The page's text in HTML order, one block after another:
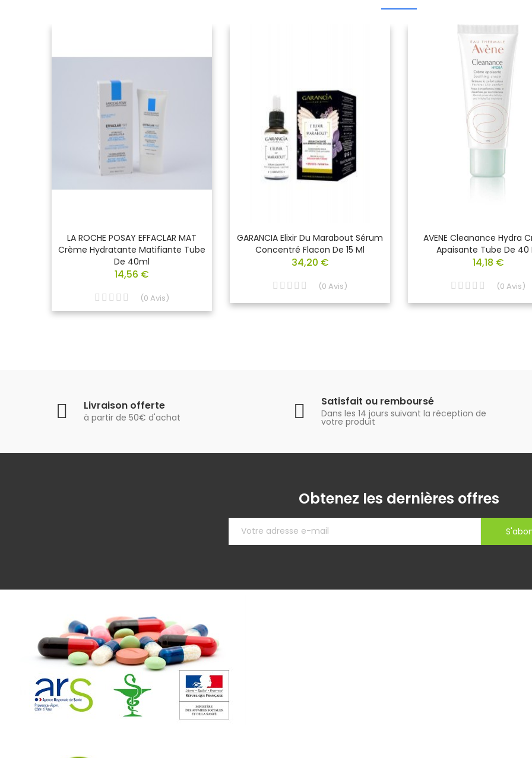
LA ROCHE POSAY EFFACLAR MAT
Crème Hydratante Matifiante Tube
De 40ml
14,56 €
(0 Avis)
GARANCIA Elixir Du Marabout Sérum
Concentré Flacon De 15 Ml
34,20 €
(0 Avis)
AVENE Cleanance Hydra
Apaisante Tube De 40
14,18 €
(0 Avis)
Livraison offerte
à partir de 50€ d'achat
Satisfait ou remboursé
Dans les 14 jours suivant la réception de
votre produit
Obtenez les dernières offres